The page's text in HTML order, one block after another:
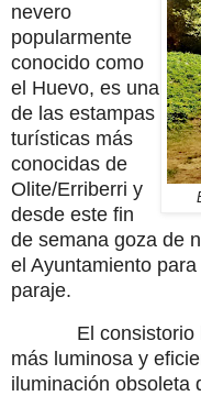
nevero
popularmente
conocido como
el Huevo, es una
de las estampas
turísticas más
conocidas de
Olite/Erriberri y
desde este fin
de semana goza de
el Ayuntamiento
paraje.
El
más luminosa y
iluminación obsoleta